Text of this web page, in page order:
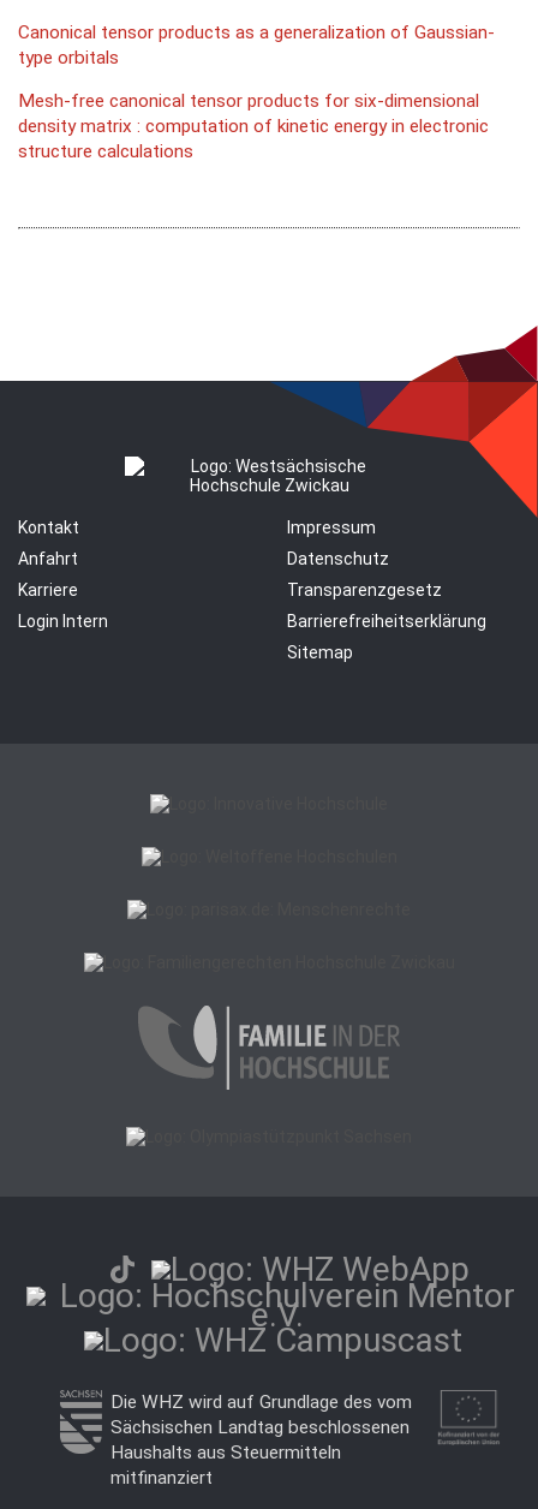
Canonical tensor products as a generalization of Gaussian-
type orbitals
Mesh-free canonical tensor products for six-dimensional
density matrix : computation of kinetic energy in electronic
structure calculations
Kontakt
Anfahrt
Karriere
Login Intern
Impressum
Datenschutz
Transparenzgesetz
Barrierefreiheitserklärung
Sitemap
Die WHZ wird auf Grundlage des vom
Sächsischen Landtag beschlossenen
Haushalts aus Steuermitteln
mitfinanziert